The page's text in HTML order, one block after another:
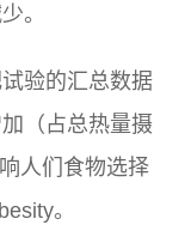
。
验的汇总数据
（占总热量摄
人们食物选择
。